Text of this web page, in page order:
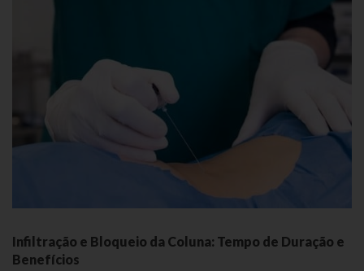
Infiltração e Bloqueio da Coluna: Tempo de Duração e
Benefícios